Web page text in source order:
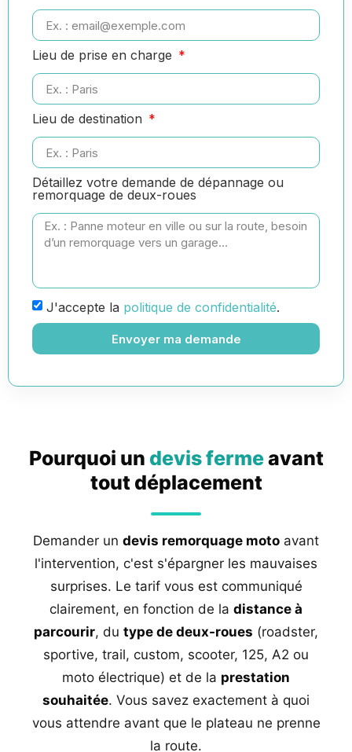
Lieu de prise en charge
Lieu de destination
Détaillez votre demande de dépannage ou
remorquage de deux-roues
J'accepte la politique de confidentialité.
Envoyer ma demande
Pourquoi un devis fermeavant
tout déplacement
Demander un devis remorquage moto avant
l'intervention, c'est s'épargner les mauvaises
surprises. Le tarif vous est communiqué
clairement, en fonction de la distance à
parcourir, du type de deux-roues (roadster,
sportive, trail, custom, scooter, 125, A2 ou
moto électrique) et de la prestation
souhaitée. Vous savez exactement à quoi
vous attendre avant que le plateau ne prenne
la route.